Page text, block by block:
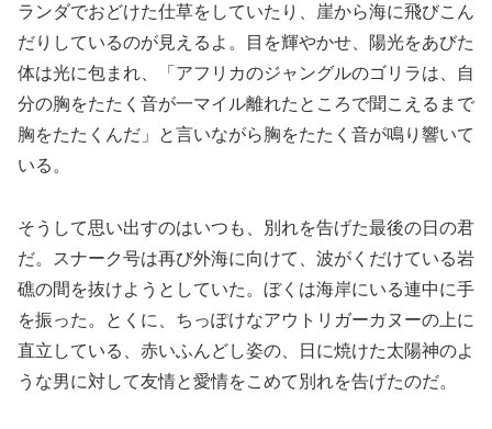
ランダでおどけた仕草をしていたり、崖から海に飛びこん
だりしているのが見えるよ。目を輝やかせ、陽光をあびた
体は光に包まれ、「アフリカのジャングルのゴリラは、自
分の胸をたたく音が一マイル離れたところで聞こえるまで
胸をたたくんだ」と言いながら胸をたたく音が鳴り響いて
いる。
そうして思い出すのはいつも、別れを告げた最後の日の君
だ。スナーク号は再び外海に向けて、波がくだけている岩
礁の間を抜けようとしていた。ぼくは海岸にいる連中に手
を振った。とくに、ちっぽけなアウトリガーカヌーの上に
直立している、赤いふんどし姿の、日に焼けた太陽神のよ
うな男に対して友情と愛情をこめて別れを告げたのだ。